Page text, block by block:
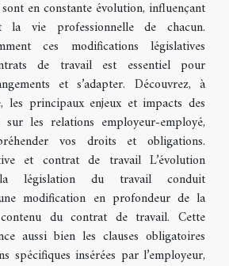
en constante évolution, influençant
la vie professionnelle de chacun.
ces modifications législatives
de travail est essentiel pour
et s’adapter. Découvrez, à
les principaux enjeux et impacts des
sur les relations employeur-employé,
vos droits et obligations.
et contrat de travail L’évolution
législation du travail conduit
modification en profondeur de la
du contrat de travail. Cette
aussi bien les clauses obligatoires
spécifiques insérées par l’employeur,